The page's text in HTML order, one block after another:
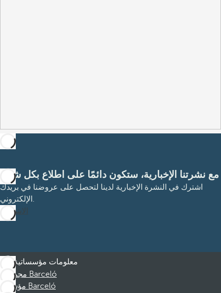
مع نشرتنا الإخبارية، ستكون دائمًا على اطلاع بكل شيء
اشترك في النشرة الإخبارية لدينا لتحصل على عروضنا في بريدك
الإلكتروني.
الاشتراك
معلومات مؤسساتية
مجموعة Barceló
مؤسسة Barceló